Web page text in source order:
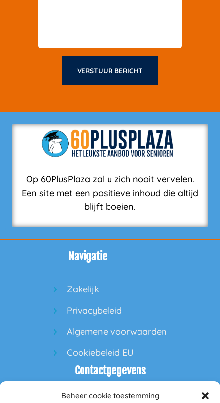
Beheer cookie toestemming
VERSTUUR BERICHT
Op 60PlusPlaza zal u zich nooit vervelen.
Een site met een positieve inhoud die altijd
blijft boeien.
Navigatie
Zakelijk
Privacybeleid
Algemene voorwaarden
Cookiebeleid EU
Contactgegevens